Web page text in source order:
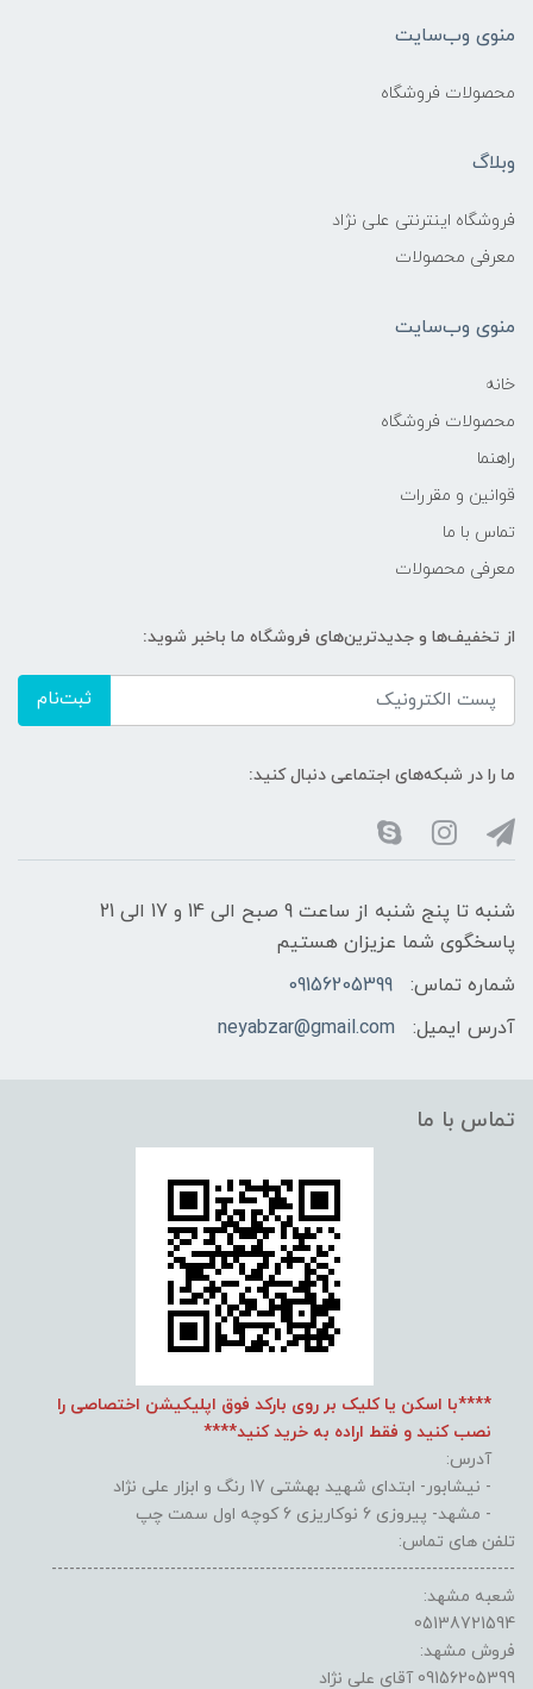
منوی وب‌سایت
محصولات فروشگاه
وبلاگ
فروشگاه اینترنتی علی نژاد
معرفی محصولات
منوی وب‌سایت
خانه
محصولات فروشگاه
راهنما
قوانین و مقررات
تماس با ما
معرفی محصولات
از تخفیف‌ها و جدیدترین‌های فروشگاه ما باخبر شوید:
ثبت‌نام
ما را در شبکه‌های اجتماعی دنبال کنید:
شنبه تا پنج شنبه از ساعت 9 صبح الی 14 و 17 الی 21
پاسخگوی شما عزیزان هستیم
شماره تماس:
09156205399
آدرس ایمیل:
neyabzar@gmail.com
تماس با ما
****با اسکن یا کلیک بر روی بارکد فوق اپلیکیشن اختصاصی را
نصب کنید و فقط اراده به خرید کنید****
آدرس:
- نیشابور- ابتدای شهید بهشتی 17 رنگ و ابزار علی نژاد
- مشهد- پیروزی 6 نوکاریزی 6 کوچه اول سمت چپ
تلفن های تماس:
------------------------------------------------------------------------------
شعبه مشهد:
05138721594
فروش مشهد:
09156205399 آقای علی نژاد